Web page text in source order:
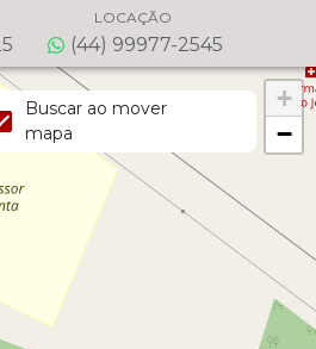
LOCAÇÃO
(44) 99977-2545
+
−
Buscar ao mover
mapa